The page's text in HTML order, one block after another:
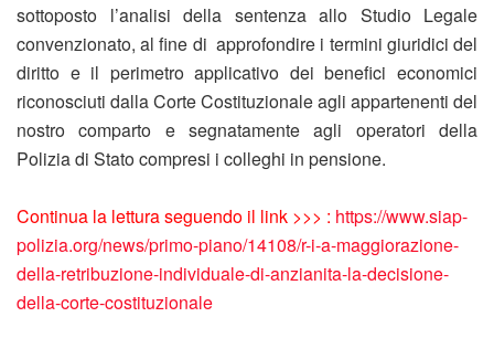
sottoposto l’analisi della sentenza allo Studio Legale
convenzionato, al fine di approfondire i termini giuridici del
diritto e il perimetro applicativo dei benefici economici
riconosciuti dalla Corte Costituzionale agli appartenenti del
nostro comparto e segnatamente agli operatori della
Polizia di Stato compresi i colleghi in pensione.
Continua la lettura seguendo il link >>> : https://www.siap-
polizia.org/news/primo-piano/14108/r-i-a-maggiorazione-
della-retribuzione-individuale-di-anzianita-la-decisione-
della-corte-costituzionale